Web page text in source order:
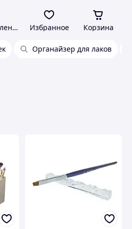
Избранное Корзина
Органайзер для лаков